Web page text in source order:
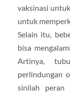
vaksinasi
untuk
Selain itu,
bisa
Artinya,
perlindungan
sinilah peran